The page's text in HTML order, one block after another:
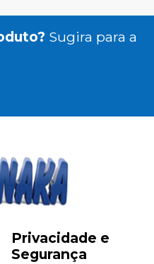
Sugira para a
Privacidade e
Segurança